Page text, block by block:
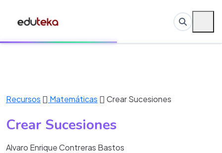
Recursos Matemáticas Crear Sucesiones
Crear Sucesiones
Alvaro Enrique Contreras Bastos